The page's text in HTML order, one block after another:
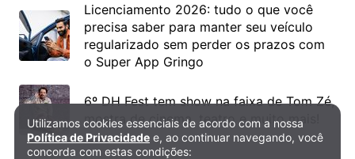
Licenciamento 2026: tudo o que você
precisa saber para manter seu veículo
regularizado sem perder os prazos com
o Super App Gringo
6º DH Fest tem show na faixa de Tom Zé,
mostra de cinema, teatro e muito mais!
Política de Privacidade e Cookies
Utilizamos cookies essenciais de acordo com a nossa
Política de Privacidade e, ao continuar navegando, você
concorda com estas condições: